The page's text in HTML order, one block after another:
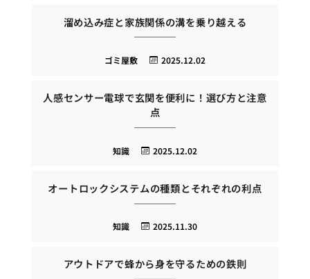
溜め込み症と家族関係の溝を乗り越える
2025.12.02
ゴミ屋敷
人感センサー電球で玄関を便利に！選び方と注意
点
2025.12.02
知識
オートロックシステムの種類とそれぞれの利点
2025.11.30
知識
アウトドアで蜂から身を守るための鉄則